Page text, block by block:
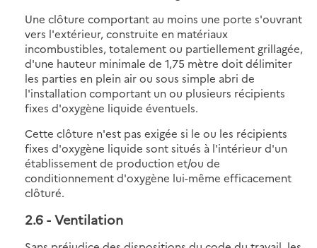
Une clôture comportant au moins une porte s'ouvrant
vers l'extérieur, construite en matériaux
incombustibles, totalement ou partiellement grillagée,
d'une hauteur minimale de 1,75 mètre doit délimiter
les parties en plein air ou sous simple abri de
l'installation comportant un ou plusieurs récipients
fixes d'oxygène liquide éventuels.
Cette clôture n'est pas exigée si le ou les récipients
fixes d'oxygène liquide sont situés à l'intérieur d'un
établissement de production et/ou de
conditionnement d'oxygène lui-même efficacement
clôturé.
2.6 - Ventilation